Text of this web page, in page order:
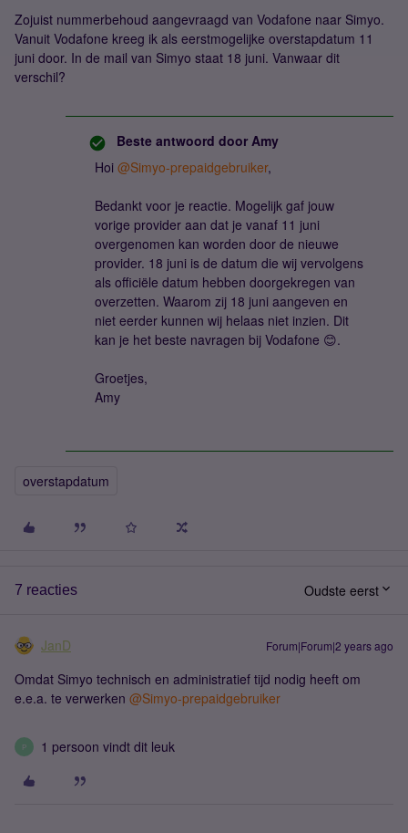
Zojuist nummerbehoud aangevraagd van Vodafone naar Simyo.
Vanuit Vodafone kreeg ik als eerstmogelijke overstapdatum 11
juni door. In de mail van Simyo staat 18 juni. Vanwaar dit
verschil?
Beste antwoord door Amy
Hoi @Simyo-prepaidgebruiker,
Bedankt voor je reactie. Mogelijk gaf jouw
vorige provider aan dat je vanaf 11 juni
overgenomen kan worden door de nieuwe
provider. 18 juni is de datum die wij vervolgens
als officiële datum hebben doorgekregen van
overzetten. Waarom zij 18 juni aangeven en
niet eerder kunnen wij helaas niet inzien. Dit
kan je het beste navragen bij Vodafone 😊.
Groetjes,
Amy
overstapdatum
7 reacties Oudste eerst
JanD Forum|Forum|2 years ago
Omdat Simyo technisch en administratief tijd nodig heeft om
e.e.a. te verwerken @Simyo-prepaidgebruiker
P 1 persoon vindt dit leuk